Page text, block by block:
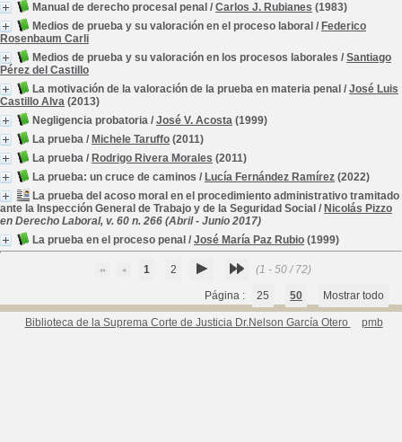
Manual de derecho procesal penal / Carlos J. Rubianes (1983)
Medios de prueba y su valoración en el proceso laboral / Federico
Rosenbaum Carli
Medios de prueba y su valoración en los procesos laborales / Santiago
Pérez del Castillo
La motivación de la valoración de la prueba en materia penal / José Luis
Castillo Alva (2013)
Negligencia probatoria / José V. Acosta (1999)
La prueba / Michele Taruffo (2011)
La prueba / Rodrigo Rivera Morales (2011)
La prueba: un cruce de caminos / Lucía Fernández Ramírez (2022)
La prueba del acoso moral en el procedimiento administrativo tramitado
ante la Inspección General de Trabajo y de la Seguridad Social / Nicolás Pizzo
en Derecho Laboral, v. 60 n. 266 (Abril - Junio 2017)
La prueba en el proceso penal / José María Paz Rubio (1999)
1 2 (1 - 50 / 72)
Página : 25 50 Mostrar todo
Biblioteca de la Suprema Corte de Justicia Dr.Nelson García Otero pmb